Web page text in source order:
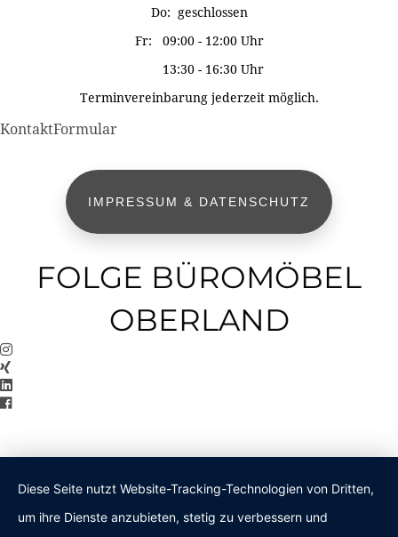
Do: geschlossen
Fr: 09:00 - 12:00 Uhr
13:30 - 16:30 Uhr
Terminvereinbarung jederzeit möglich.
KontaktFormular
IMPRESSUM & DATENSCHUTZ
FOLGE BÜROMÖBEL
OBERLAND
Diese Seite nutzt Website-Tracking-Technologien von Dritten,
um ihre Dienste anzubieten, stetig zu verbessern und